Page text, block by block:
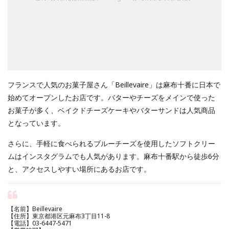
フランスで人気のお菓子屋さん「Beillevaire」は麻布十番に日本で
始めてオープンしたお店です。バターやチーズをメインで使った
お菓子が多く、ベイクドチーズケーキやバターサンドは人気商品
となっています。
さらに、手軽に食べられるブルーチーズを使用したソフトクリー
ムはインスタグラムでも人気があります。麻布十番駅から徒歩6分
と、アクセスしやすい場所にあるお店です。
【名前】Beillevaire
【住所】東京都港区元麻布3丁目11-8
【電話】03-6447-5471